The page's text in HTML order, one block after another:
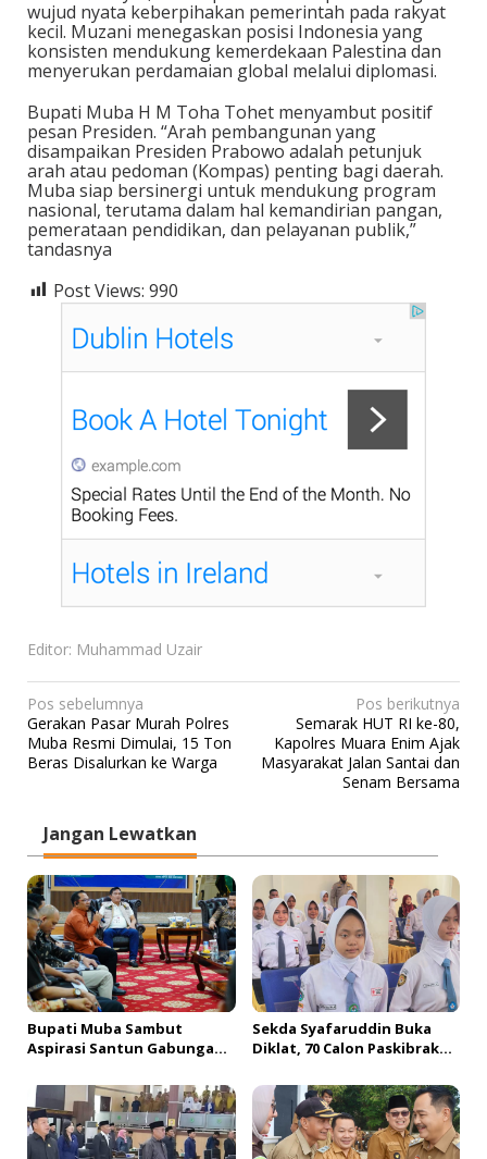
wujud nyata keberpihakan pemerintah pada rakyat
kecil. Muzani menegaskan posisi Indonesia yang
konsisten mendukung kemerdekaan Palestina dan
menyerukan perdamaian global melalui diplomasi.
Bupati Muba H M Toha Tohet menyambut positif
pesan Presiden. “Arah pembangunan yang
disampaikan Presiden Prabowo adalah petunjuk
arah atau pedoman (Kompas) penting bagi daerah.
Muba siap bersinergi untuk mendukung program
nasional, terutama dalam hal kemandirian pangan,
pemerataan pendidikan, dan pelayanan publik,”
tandasnya
Post Views: 990
Editor: Muhammad Uzair
N
a
v
a
s
i
p
o
s
Pos sebelumnya
Gerakan Pasar Murah Polres
Muba Resmi Dimulai, 15 Ton
Beras Disalurkan ke Warga
Pos berikutnya
Semarak HUT RI ke-80,
Kapolres Muara Enim Ajak
Masyarakat Jalan Santai dan
Senam Bersama
Jangan Lewatkan
Bupati Muba Sambut
Aspirasi Santun Gabungan
Muba Bersatu
Sekda Syafaruddin Buka
Diklat, 70 Calon Paskibraka
di Muba